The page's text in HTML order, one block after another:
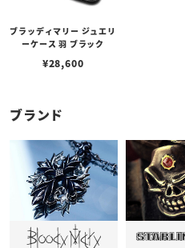
ブラッディマリー ジュエリ
ーケース 羽 ブラック
¥28,600
ブランド